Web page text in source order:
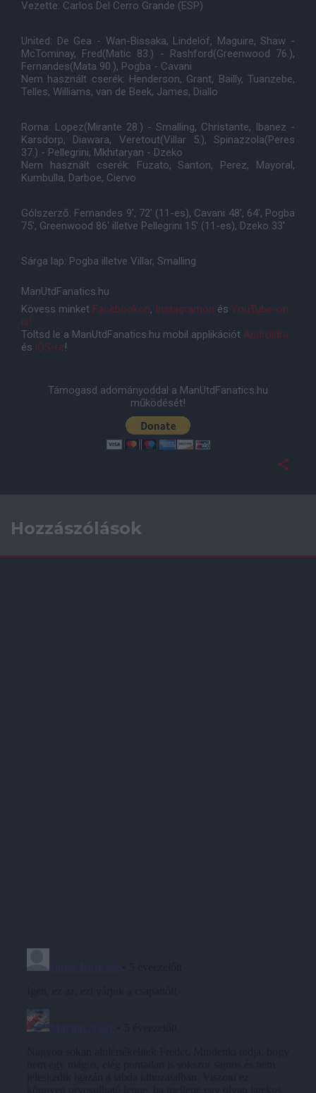
Vezette: Carlos Del Cerro Grande (ESP)
United: De Gea - Wan-Bissaka, Lindelöf, Maguire, Shaw -
McTominay, Fred(Matic 83.) - Rashford(Greenwood 76.),
Fernandes(Mata 90.), Pogba - Cavani
Nem használt cserék: Henderson, Grant, Bailly, Tuanzebe,
Telles, Williams, van de Beek, James, Diallo
Roma: Lopez(Mirante 28.) - Smalling, Christante, Ibanez -
Karsdorp, Diawara, Veretout(Villar 5.), Spinazzola(Peres
37.) - Pellegrini, Mkhitaryan - Dzeko
Nem használt cserék: Fuzato, Santon, Perez, Mayoral,
Kumbulla, Darboe, Ciervo
Gólszerző: Fernandes 9', 72' (11-es), Cavani 48', 64', Pogba
75', Greenwood 86' illetve Pellegrini 15' (11-es), Dzeko 33'
Sárga lap: Pogba illetve Villar, Smalling
ManUtdFanatics.hu
Kövess minket Facebookon, Instagramon és YouTube-on
is!
Töltsd le a ManUtdFanatics.hu mobil applikációt Androidra
és iOS-re!
Támogasd adományoddal a ManUtdFanatics.hu
működését!
Hozzászólások